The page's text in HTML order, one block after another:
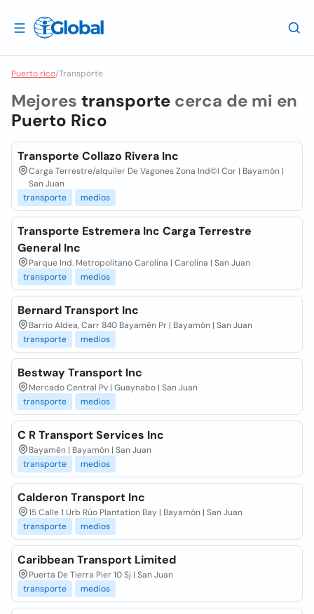
Puerto rico/Transporte
Mejores transporte cerca de mi en
Puerto Rico
Transporte Collazo Rivera Inc
Carga Terrestre/alquiler De Vagones Zona Ind©l Cor | Bayamón |
San Juan
transporte
medios
Transporte Estremera Inc Carga Terrestre
General Inc
Parque Ind. Metropolitano Carolina | Carolina | San Juan
transporte
medios
Bernard Transport Inc
Barrio Aldea, Carr 840 Bayamên Pr | Bayamón | San Juan
transporte
medios
Bestway Transport Inc
Mercado Central Pv | Guaynabo | San Juan
transporte
medios
C R Transport Services Inc
Bayamên | Bayamón | San Juan
transporte
medios
Calderon Transport Inc
15 Calle 1 Urb Rùo Plantation Bay | Bayamón | San Juan
transporte
medios
Caribbean Transport Limited
Puerta De Tierra Pier 10 Sj | San Juan
transporte
medios